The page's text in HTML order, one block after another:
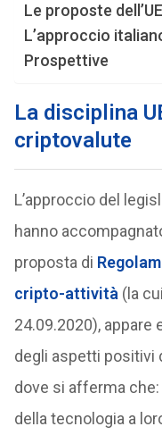
Le proposte dell’UE
L’approccio
Prospettive
La disciplina
criptovalute
L’approccio del
hanno
proposta di
cripto-attività (la
24.09.2020), appare
degli aspetti positivi
dove si afferma che:
della tecnologia a